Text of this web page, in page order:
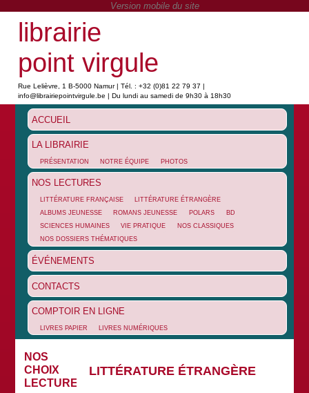
librairie
point virgule
Rue Lelièvre, 1 B-5000 Namur | Tél. : +32 (0)81 22 79 37 |
info@librairiepointvirgule.be | Du lundi au samedi de 9h30 à 18h30
ACCUEIL
LA LIBRAIRIE
PRÉSENTATION NOTRE ÉQUIPE PHOTOS
NOS LECTURES
LITTÉRATURE FRANÇAISE
LITTÉRATURE ÉTRANGÈRE
ALBUMS JEUNESSE
ROMANS JEUNESSE POLARS
BD
SCIENCES HUMAINES
VIE PRATIQUE
NOS CLASSIQUES
NOS DOSSIERS THÉMATIQUES
ÉVÉNEMENTS
CONTACTS
COMPTOIR EN LIGNE
LIVRES PAPIER LIVRES NUMÉRIQUES
NOS
CHOIX
LECTURES
LITTÉRATURE ÉTRANGÈRE